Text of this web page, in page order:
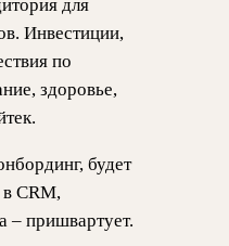
для
Инвестиции,
по
здоровье,
будет
в CRM,
– пришвартует.